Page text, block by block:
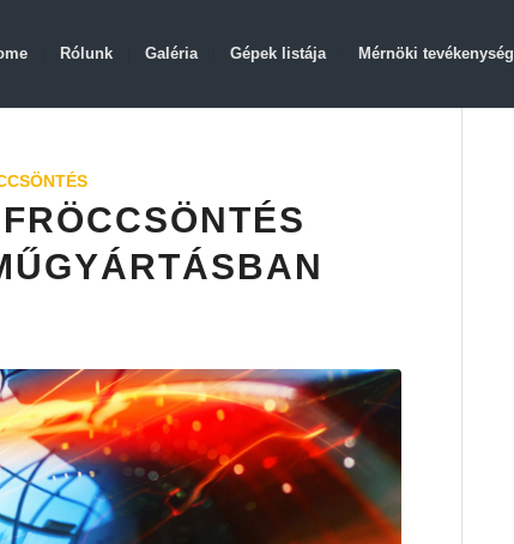
Rólunk Galéria Gépek listája Mérnöki tevékenység